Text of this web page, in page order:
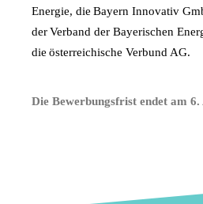
Energie, die Bayern Innovativ
der Verband der Bayerischen
die österreichische Verbund AG.
Die Bewerbungsfrist endet am